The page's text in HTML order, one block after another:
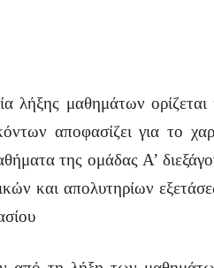
λήξης μαθημάτων
αποφασίζει για το
της ομάδας Α’
και απολυτηρίων